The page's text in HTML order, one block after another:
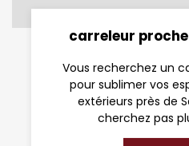
carreleur
Vous recherchez un
pour sublimer vos
extérieurs près de
cherchez pas